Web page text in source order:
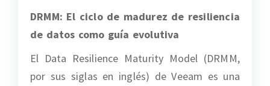
DRMM: El ciclo de madurez de resiliencia
de datos como guía evolutiva
El Data Resilience Maturity Model (DRMM,
por sus siglas en inglés) de Veeam es una